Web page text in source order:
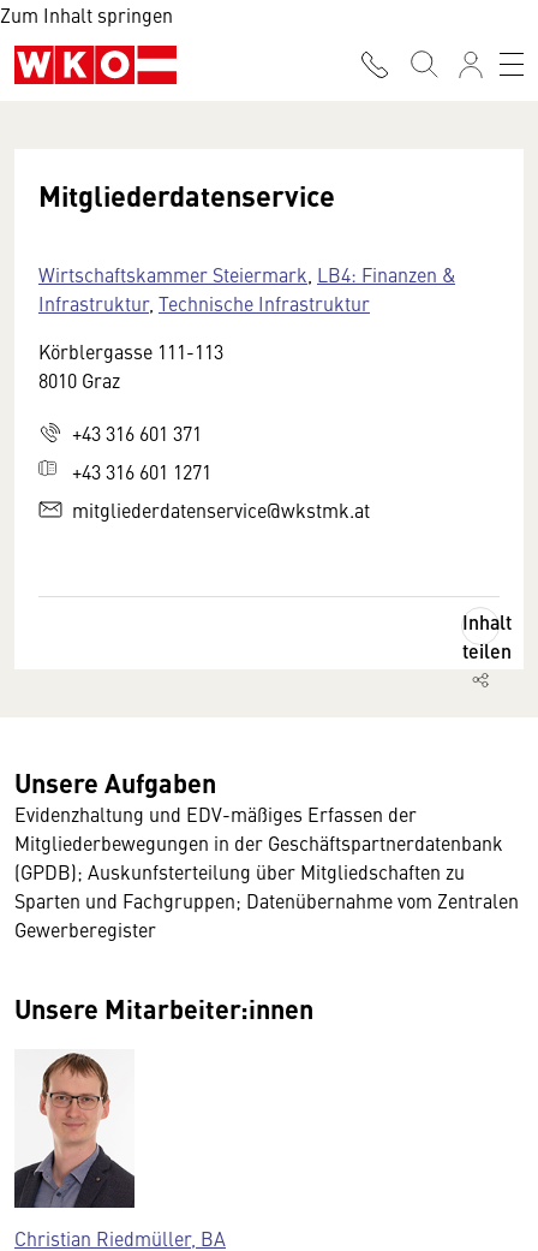
Zum Inhalt springen
Mitgliederdatenservice
Wirtschaftskammer Steiermark LB4: Finanzen &
Infrastruktur, Technische Infrastruktur
Körblergasse 111-113
8010 Graz
+43 316 601 371
+43 316 601 1271
mitgliederdatenservice@wkstmk.at
Inhalt
teilen
Unsere Aufgaben
Evidenzhaltung und EDV-mäßiges Erfassen der
Mitgliederbewegungen in der Geschäftspartnerdatenbank
(GPDB); Auskunfsterteilung über Mitgliedschaften zu
Sparten und Fachgruppen; Datenübernahme vom Zentralen
Gewerberegister
Unsere Mitarbeiter:innen
Christian Riedmüller, BA